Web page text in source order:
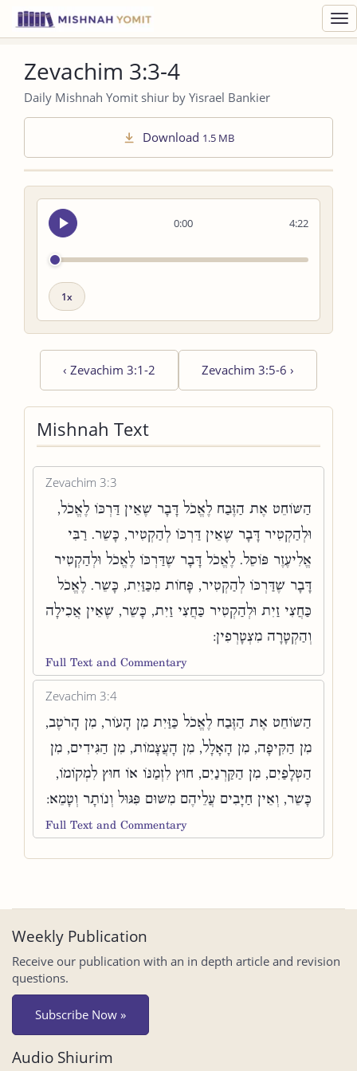
Zevachim 3:3-4
Daily Mishnah Yomit shiur by Yisrael Bankier
Download 1.5 MB
0:00
Seek
audio
4:22
Playback
‹ Zevachim 3:1-2 Zevachim 3:5-6 ›
Mishnah Text
Zevachim 3:3
הַשּׁוֹחֵט אֶת הַזֶּבַח לֶאֱכֹל דָּבָר שֶׁאֵין דַּרְכּוֹ לֶאֱכֹל,
וּלְהַקְטִיר דָּבָר שֶׁאֵין דַּרְכּוֹ לְהַקְטִיר, כָּשֵׁר. רַבִּי
אֱלִיעֶזֶר פּוֹסֵל. לֶאֱכֹל דָּבָר שֶׁדַּרְכּוֹ לֶאֱכֹל וּלְהַקְטִיר
דָּבָר שֶׁדַּרְכּוֹ לְהַקְטִיר, פָּחוֹת מִכַּזַּיִת, כָּשֵׁר. לֶאֱכֹל
כַּחֲצִי זַיִת וּלְהַקְטִיר כַּחֲצִי זַיִת, כָּשֵׁר, שֶׁאֵין אֲכִילָה
וְהַקְטָרָה מִצְטָרְפִין:
Full Text and Commentary
Zevachim 3:4
הַשּׁוֹחֵט אֶת הַזֶּבַח לֶאֱכֹל כַּזַּיִת מִן הָעוֹר, מִן הָרֹטֶב,
מִן הַקִּיפָה, מִן הָאָלָל, מִן הָעֲצָמוֹת, מִן הַגִּידִים, מִן
הַטְּלָפַיִם, מִן הַקַּרְנַיִם, חוּץ לִזְמַנּוֹ אוֹ חוּץ לִמְקוֹמוֹ,
כָּשֵׁר, וְאֵין חַיָּבִים עֲלֵיהֶם מִשּׁוּם פִּגּוּל וְנוֹתָר וְטָמֵא:
Full Text and Commentary
Weekly Publication
Receive our publication with an in depth article and revision
questions.
Subscribe Now »
Audio Shiurim